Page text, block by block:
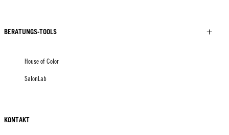
BERATUNGS-TOOLS
House of Color
SalonLab
KONTAKT